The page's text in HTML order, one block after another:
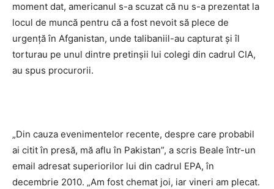
moment dat, americanul s-a scuzat că nu s-a prezentat la
locul de muncă pentru că a fost nevoit să plece de
urgenţă în Afganistan, unde talibaniil-au capturat şi îl
torturau pe unul dintre pretinşii lui colegi din cadrul CIA,
au spus procurorii.
„Din cauza evenimentelor recente, despre care probabil
ai citit în presă, mă aflu în Pakistan”, a scris Beale într-un
email adresat superiorilor lui din cadrul EPA, în
decembrie 2010. „Am fost chemat joi, iar vineri am plecat.